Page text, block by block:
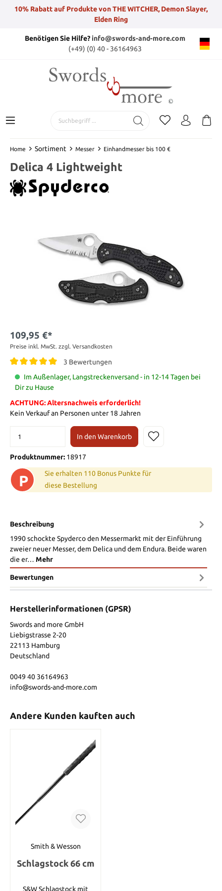
10% Rabatt auf Produkte von THE WITCHER, Demon Slayer,
Elden Ring
Benötigen Sie Hilfe?info@swords-and-more.com
(+49) (0) 40 - 36164963
Home Sortiment Messer Einhandmesser bis 100 €
Delica 4 Lightweight
109,95 €*
Preise inkl. MwSt. zzgl. Versandkosten
3 Bewertungen
Im Außenlager, Langstreckenversand - in 12-14 Tagen bei
Dir zu Hause
ACHTUNG: Altersnachweis erforderlich!
Kein Verkauf an Personen unter 18 Jahren
In den Warenkorb
Produktnummer: 18917
P
Sie erhalten 110 Bonus Punkte für
diese Bestellung
Beschreibung
1990 schockte Spyderco den Messermarkt mit der Einführung
zweier neuer Messer, dem Delica und dem Endura. Beide waren
die er… Mehr
Bewertungen
Herstellerinformationen (GPSR)
Swords and more GmbH
Liebigstrasse 2-20
22113 Hamburg
Deutschland
0049 40 36164963
info@swords-and-more.com
Andere Kunden kauften auch
Smith & Wesson
Schlagstock 66 cm
S&W Schlagstock mit